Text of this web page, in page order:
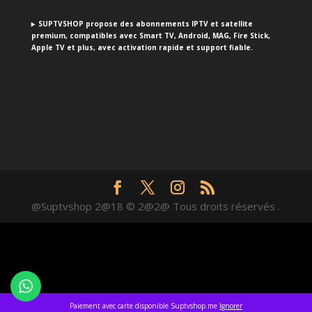
Paiement avec carte disponible Suptvshop.me Ignorer
SUPTVSHOP propose des abonnements IPTV et satellite
premium, compatibles avec Smart TV, Android, MAG, Fire Stick,
Apple TV et plus, avec activation rapide et support fiable.
@Suptvshop 2@18 © 2@2@ Tous droits réservés .